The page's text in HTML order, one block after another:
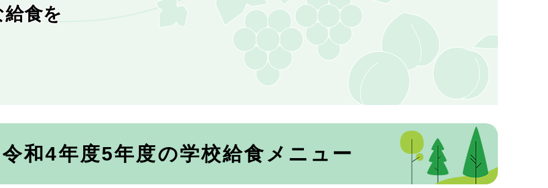
食を
令和4年度5年度の学校給食メニュー